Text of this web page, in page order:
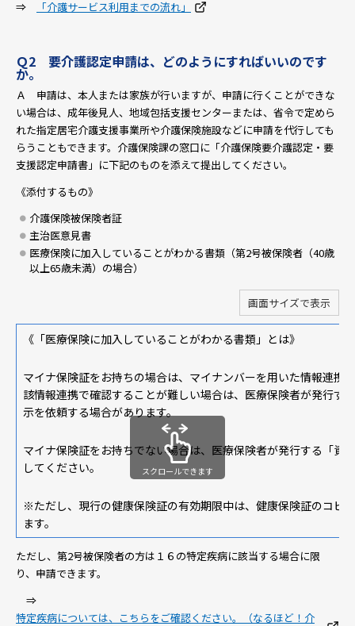
⇒
「介護サービス利用までの流れ」
Ｑ2 要介護認定申請は、どのようにすればいいのです
か。
Ａ 申請は、本人または家族が行いますが、申請に行くことができな
い場合は、成年後見人、地域包括支援センターまたは、省令で定めら
れた指定居宅介護支援事業所や介護保険施設などに申請を代行しても
らうこともできます。介護保険課の窓口に「介護保険要介護認定・要
支援認定申請書」に下記のものを添えて提出してください。
《添付するもの》
介護保険被保険者証
主治医意見書
医療保険に加入していることがわかる書類（第2号被保険者（40歳
以上65歳未満）の場合）
画面サイズで表示
《「医療保険に加入していることがわかる書類」とは》
マイナ保険証をお持ちの場合は、マイナンバーを用いた情報連携
該情報連携で確認することが難しい場合は、医療保険者が発行す
示を依頼する場合があります。
マイナ保険証をお持ちでない場合は、医療保険者が発行する「資
してください。
※ただし、現行の健康保険証の有効期限中は、健康保険証のコピ
ます。
スクロールできます
ただし、第2号被保険者の方は１６の特定疾病に該当する場合に限
り、申請できます。
⇒
特定疾病については、こちらをご確認ください。（なるほど！介